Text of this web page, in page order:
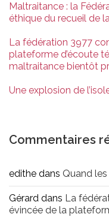
Maltraitance : la
éthique du recueil de
La fédération 3977
plateforme d’écoute
maltraitance bientôt
Une explosion de
Commentaires
edithe dans Quand
Gérard dans La
évincée de la